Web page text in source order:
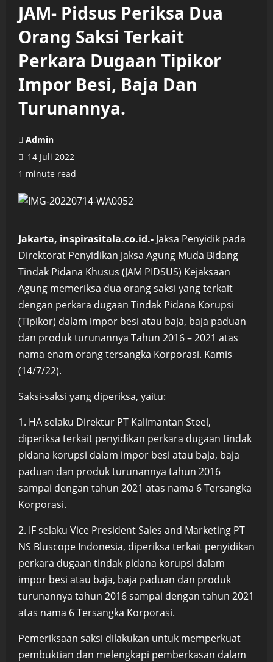
JAM- Pidsus Periksa Dua
Orang Saksi Terkait
Perkara Dugaan Tipikor
Impor Besi, Baja Dan
Turunannya.
Admin
14 Juli 2022
1 minute read
Jakarta, inspirasitala.co.id.- Jaksa Penyidik pada
Direktorat Penyidikan Jaksa Agung Muda Bidang
Tindak Pidana Khusus (JAM PIDSUS) Kejaksaan
Agung memeriksa dua orang saksi yang terkait
dengan perkara dugaan Tindak Pidana Korupsi
(Tipikor) dalam impor besi atau baja, baja paduan
dan produk turunannya Tahun 2016 – 2021 atas
nama enam orang tersangka Korporasi. Kamis
(14/7/22).
Saksi-saksi yang diperiksa, yaitu:
1. HA selaku Direktur PT Kalimantan Steel,
diperiksa terkait penyidikan perkara dugaan tindak
pidana korupsi dalam impor besi atau baja, baja
paduan dan produk turunannya tahun 2016
sampai dengan tahun 2021 atas nama 6 Tersangka
Korporasi.
2. IF selaku Vice President Sales and Marketing PT
NS Bluscope Indonesia, diperiksa terkait penyidikan
perkara dugaan tindak pidana korupsi dalam
impor besi atau baja, baja paduan dan produk
turunannya tahun 2016 sampai dengan tahun 2021
atas nama 6 Tersangka Korporasi.
Pemeriksaan saksi dilakukan untuk memperkuat
pembuktian dan melengkapi pemberkasan dalam